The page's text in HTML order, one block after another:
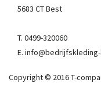
5683 CT Best
T. 0499-320060
E.
Copyright © 2016 T-